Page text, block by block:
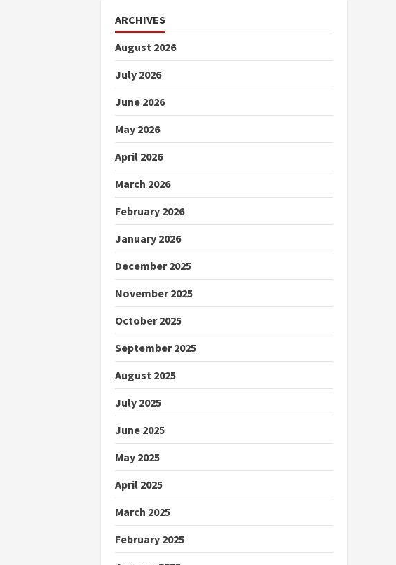
ARCHIVES
August 2026
July 2026
June 2026
May 2026
April 2026
March 2026
February 2026
January 2026
December 2025
November 2025
October 2025
September 2025
August 2025
July 2025
June 2025
May 2025
April 2025
March 2025
February 2025